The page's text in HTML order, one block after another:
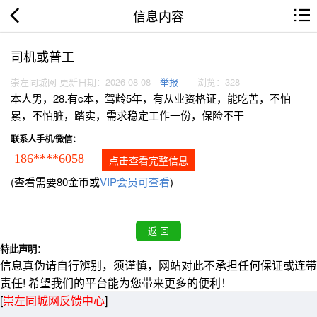
信息内容
司机或普工
崇左同城网 更新日期：2026-08-08 举报 浏览：328
本人男，28.有c本，驾龄5年，有从业资格证，能吃苦，不怕
累，不怕脏，踏实，需求稳定工作一份，保险不干
联系人手机/微信：
186****6058 点击查看完整信息
(查看需要80金币或VIP会员可查看)
特此声明：
信息真伪请自行辨别，须谨慎，网站对此不承担任何保证或连带
责任! 希望我们的平台能为您带来更多的便利！
[崇左同城网反馈中心]